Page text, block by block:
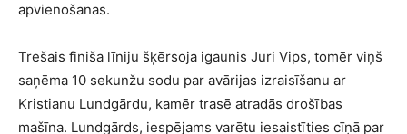
apvienošanas.
Trešais finiša līniju šķērsoja igaunis Juri Vips, tomēr viņš
saņēma 10 sekunžu sodu par avārijas izraisīšanu ar
Kristianu Lundgārdu, kamēr trasē atradās drošības
mašīna. Lundgārds, iespējams varētu iesaistīties cīņā par